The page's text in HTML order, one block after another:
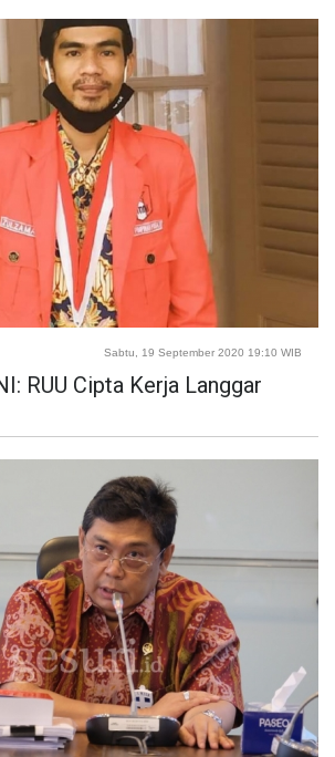
Sabtu, 19 September 2020 19:10 WIB
RUU Cipta Kerja Langgar